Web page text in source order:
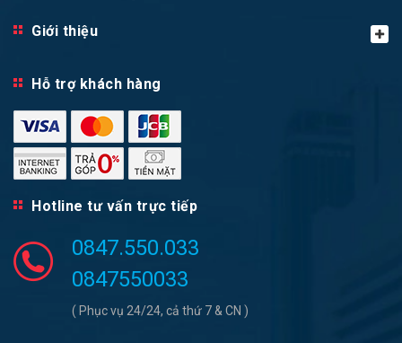
Giới thiệu
Hỗ trợ khách hàng
Hotline tư vấn trực tiếp
0847.550.033
0847550033
( Phục vụ 24/24, cả thứ 7 & CN )